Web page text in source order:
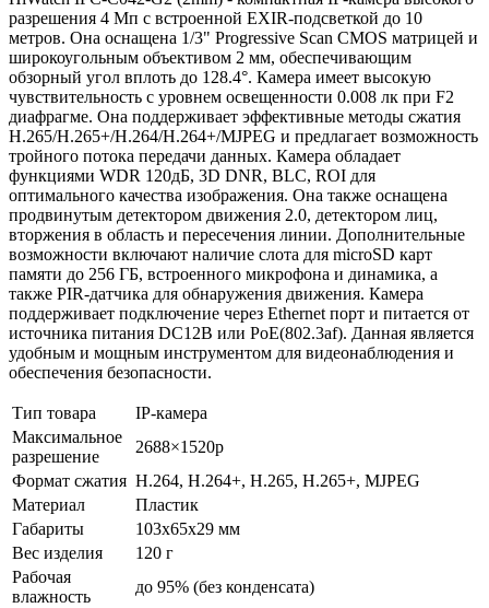
разрешения 4 Мп с встроенной EXIR-подсветкой до 10
метров. Она оснащена 1/3" Progressive Scan CMOS матрицей и
широкоугольным объективом 2 мм, обеспечивающим
обзорный угол вплоть до 128.4°. Камера имеет высокую
чувствительность с уровнем освещенности 0.008 лк при F2
диафрагме. Она поддерживает эффективные методы сжатия
H.265/H.265+/H.264/H.264+/MJPEG и предлагает возможность
тройного потока передачи данных. Камера обладает
функциями WDR 120дБ, 3D DNR, BLC, ROI для
оптимального качества изображения. Она также оснащена
продвинутым детектором движения 2.0, детектором лиц,
вторжения в область и пересечения линии. Дополнительные
возможности включают наличие слота для microSD карт
памяти до 256 ГБ, встроенного микрофона и динамика, а
также PIR-датчика для обнаружения движения. Камера
поддерживает подключение через Ethernet порт и питается от
источника питания DC12В или PoE(802.3af). Данная является
удобным и мощным инструментом для видеонаблюдения и
обеспечения безопасности.
Тип товара
IP-камера
Максимальное
разрешение
2688×1520p
Формат сжатия H.264, H.264+, H.265, H.265+, MJPEG
Материал
Пластик
Габариты
103x65x29 мм
Вес изделия
120 г
Рабочая
влажность
до 95% (без конденсата)